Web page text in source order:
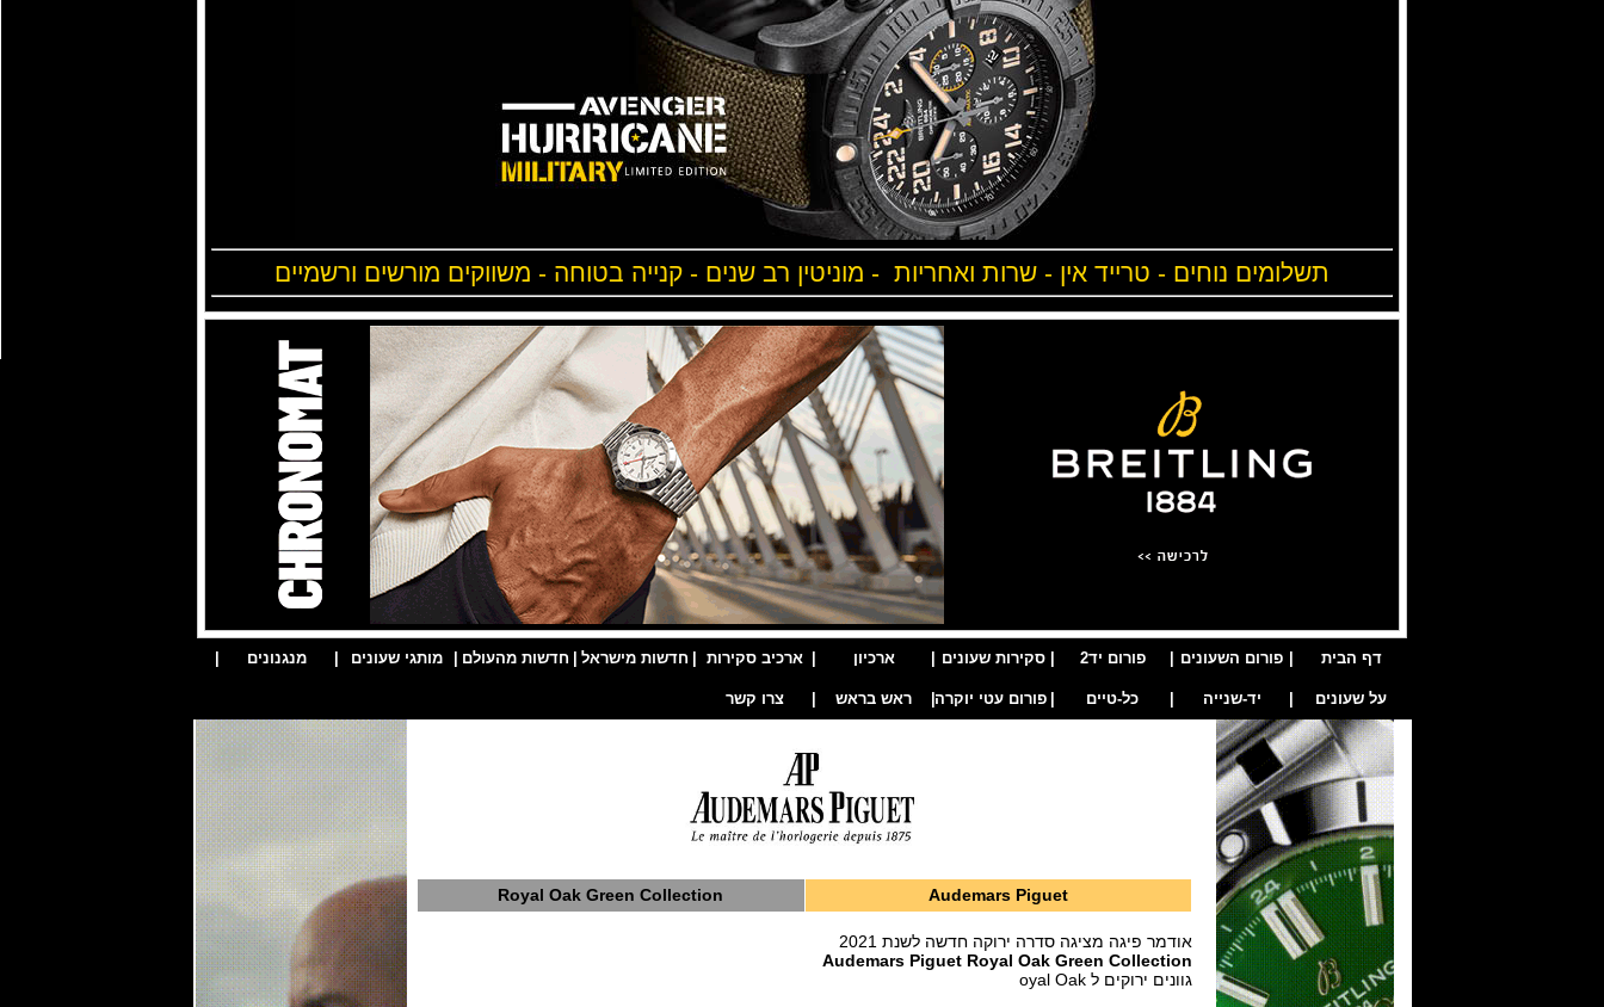
תשלומים נוחים - טרייד אין - שרות ואחריות - מוניטין רב שנים - קנייה בטוחה - משווקים מורשים ורשמיים
דף הבית פורום השעונים פורום יד2 סקירות שעונים ארכיון ארכיב סקירות חדשות מישראל חדשות מהעולם מותגי שעונים מנגנונים
על שעונים יד-שנייה כל-טיים פורום עטי יוקרה ראש בראש צרו קשר
Audemars Piguet
Royal Oak Green Collection
אודמר פיגה מציגה סדרה ירוקה חדשה לשנת 2021
Audemars Piguet Royal Oak Green Collection
גוונים ירוקים ל oyal Oak